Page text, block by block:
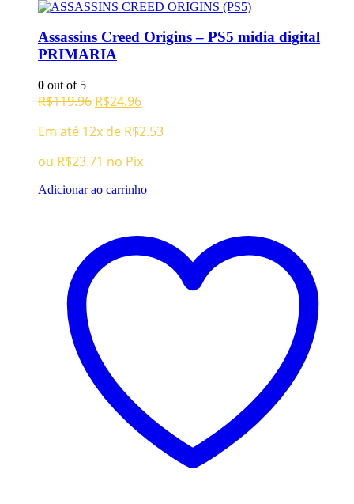
Assassins Creed Origins – PS5 midia digital
PRIMARIA
0 out of 5
R$119.96 O
original
era:
R$119.96.
R$24.96O
atual
R$24.96.
Em até 12x de R$2.53
ou R$23.71 no Pix
Adicionar ao carrinho